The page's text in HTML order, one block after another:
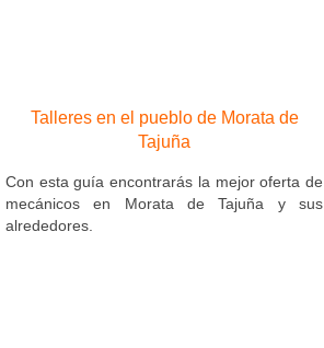
Talleres en el pueblo de Morata de
Tajuña
Con esta guía encontrarás la mejor oferta de
mecánicos en Morata de Tajuña y sus
alrededores.